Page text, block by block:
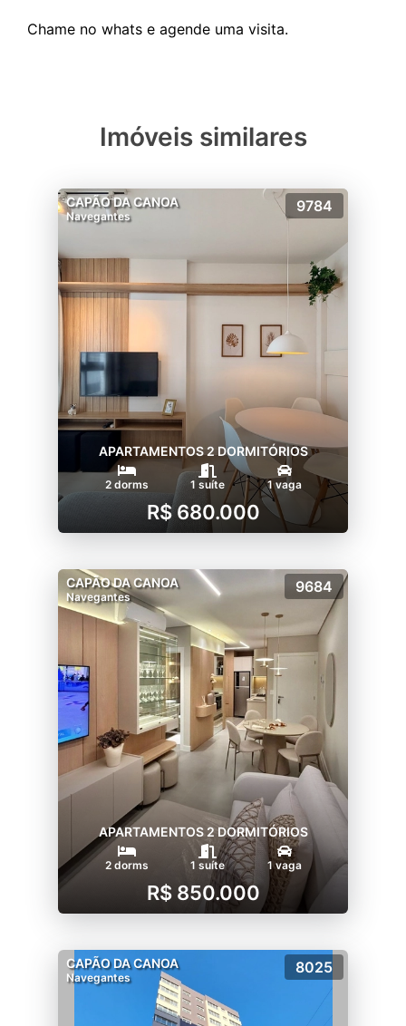
Imóveis similares
CAPÃO DA CANOA
Navegantes
9784
APARTAMENTOS 2 DORMITÓRIOS
2 dorms 1 suíte 1 vaga
R$ 680.000
CAPÃO DA CANOA
Navegantes
9684
APARTAMENTOS 2 DORMITÓRIOS
2 dorms 1 suíte 1 vaga
R$ 850.000
CAPÃO DA CANOA
Navegantes
8025